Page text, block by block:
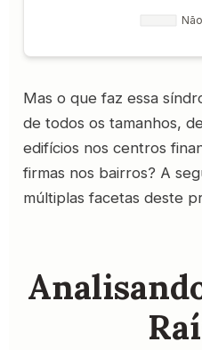
Mas o que faz essa
de todos os tamanhos,
edifícios nos centros
firmas nos bairros? A
múltiplas facetas deste